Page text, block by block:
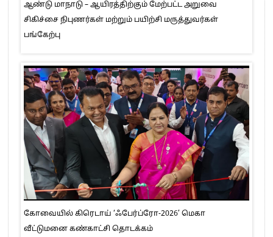
ஆண்டு மாநாடு – ஆயிரத்திற்கும் மேற்பட்ட அறுவை
சிகிச்சை நிபுணர்கள் மற்றும் பயிற்சி மருத்துவர்கள்
பங்கேற்பு
கோவையில் கிரெடாய் ‘ஃபேர்ப்ரோ-2026’ மெகா
வீட்டுமனை கண்காட்சி தொடக்கம்